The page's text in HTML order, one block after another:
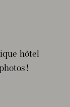
hôtel
!